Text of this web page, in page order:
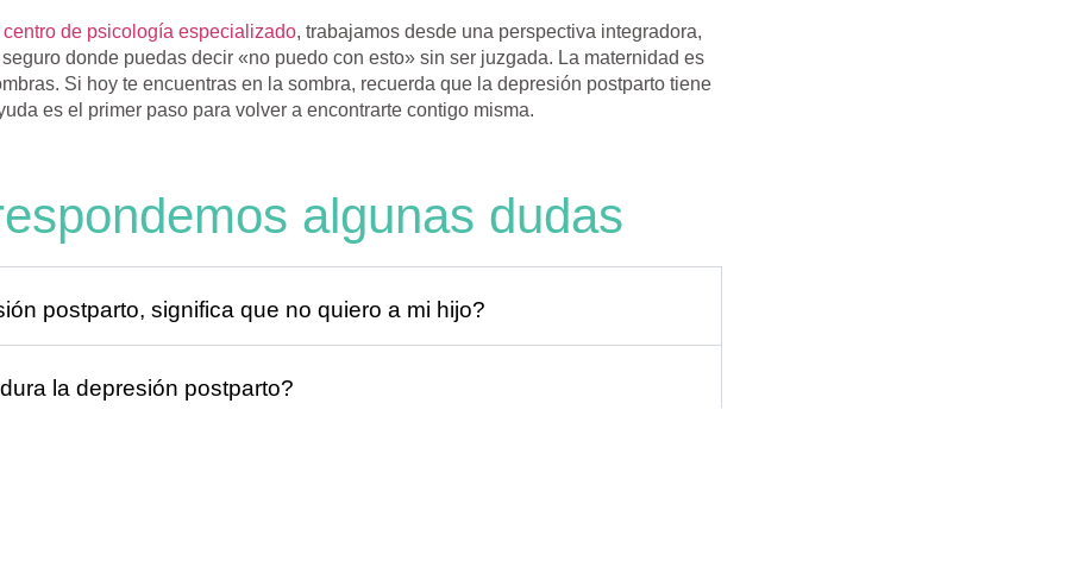
centro de psicología especializado, trabajamos desde una perspectiva integradora,
donde puedas decir «no puedo con esto» sin ser juzgada. La maternidad es
Si hoy te encuentras en la sombra, recuerda que la depresión postparto tiene
es el primer paso para volver a encontrarte contigo misma.
algunas dudas
postparto, significa que no quiero a mi hijo?
la depresión postparto?